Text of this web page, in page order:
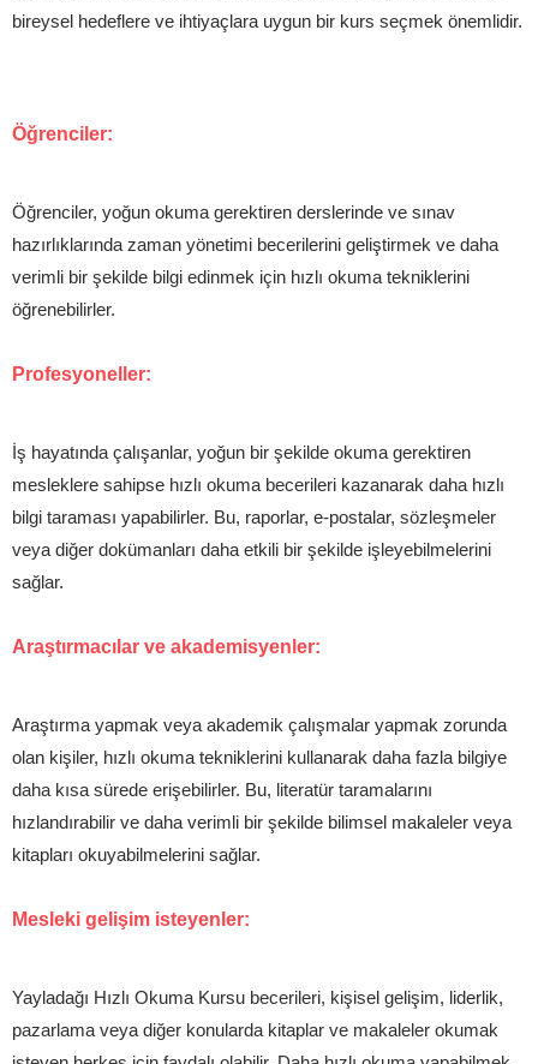
bireysel hedeflere ve ihtiyaçlara uygun bir kurs seçmek önemlidir.
Öğrenciler:
Öğrenciler, yoğun okuma gerektiren derslerinde ve sınav
hazırlıklarında zaman yönetimi becerilerini geliştirmek ve daha
verimli bir şekilde bilgi edinmek için hızlı okuma tekniklerini
öğrenebilirler.
Profesyoneller:
İş hayatında çalışanlar, yoğun bir şekilde okuma gerektiren
mesleklere sahipse hızlı okuma becerileri kazanarak daha hızlı
bilgi taraması yapabilirler. Bu, raporlar, e-postalar, sözleşmeler
veya diğer dokümanları daha etkili bir şekilde işleyebilmelerini
sağlar.
Araştırmacılar ve akademisyenler:
Araştırma yapmak veya akademik çalışmalar yapmak zorunda
olan kişiler, hızlı okuma tekniklerini kullanarak daha fazla bilgiye
daha kısa sürede erişebilirler. Bu, literatür taramalarını
hızlandırabilir ve daha verimli bir şekilde bilimsel makaleler veya
kitapları okuyabilmelerini sağlar.
Mesleki gelişim isteyenler:
Yayladağı Hızlı Okuma Kursu becerileri, kişisel gelişim, liderlik,
pazarlama veya diğer konularda kitaplar ve makaleler okumak